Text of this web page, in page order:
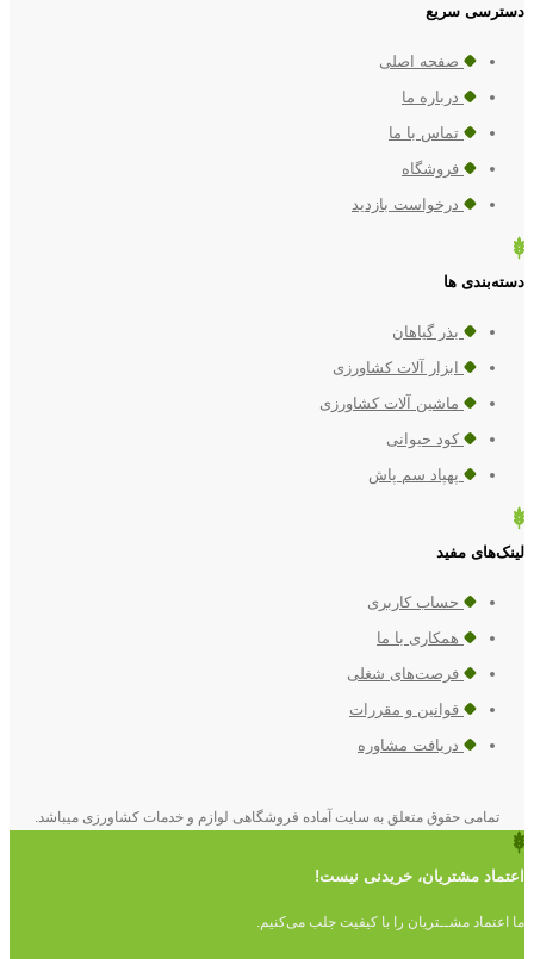
دسترسی سریع
صفحه اصلی
درباره ما
تماس با ما
فروشگاه
درخواست بازدید
دسته‌بندی ها
بذر گیاهان
ابزار آلات کشاورزی
ماشین آلات کشاورزی
کود حیوانی
پهپاد سم پاش
لینک‎‌های مفید
حساب کاربری
همکاری با ما
فرصت‌های شغلی
قوانین و مقررات
دریافت مشاوره
تمامی حقوق متعلق به سایت آماده فروشگاهی لوازم و خدمات کشاورزی میباشد.
اعتماد مشتریان، خریدنی نیست!
ما اعتماد مشــتریان را با کیفیت جلب می‌کنیم.